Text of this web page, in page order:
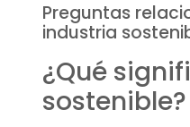
Preguntas
industria
¿Qué
sostenible?